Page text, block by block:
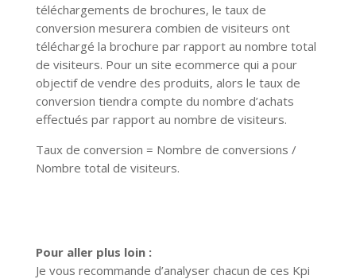
téléchargements de brochures, le taux de
conversion mesurera combien de visiteurs ont
téléchargé la brochure par rapport au nombre total
de visiteurs. Pour un site ecommerce qui a pour
objectif de vendre des produits, alors le taux de
conversion tiendra compte du nombre d’achats
effectués par rapport au nombre de visiteurs.
Taux de conversion = Nombre de conversions /
Nombre total de visiteurs.
Pour aller plus loin :
Je vous recommande d’analyser chacun de ces Kpi